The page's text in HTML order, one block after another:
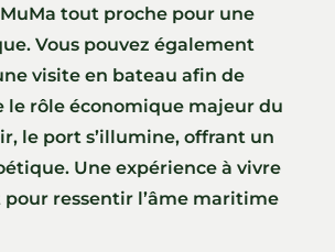
tout proche pour une
Vous pouvez également
visite en bateau afin de
le rôle économique majeur du
le port s’illumine, offrant un
Une expérience à vivre
ressentir l’âme maritime